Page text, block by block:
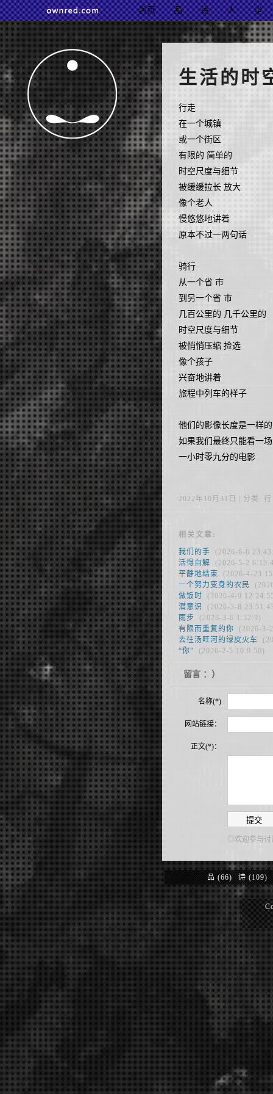
首页 品 诗 人 尘
生活的时
行走
在一个城镇
或一个街区
有限的 简单的
时空尺度与细节
被缓缓拉长 放大
像个老人
慢悠悠地讲着
原本不过一两句话
骑行
从一个省 市
到另一个省 市
几百公里的 几千公里的
时空尺度与细节
被悄悄压缩 捡选
像个孩子
兴奋地讲着
旅程中列车的样子
他们的影像长度是一样的
如果我们最终只能看一场
一小时零九分的电影
2022年10月31日 | 分类:
相关文章:
我们的手 (2026-6-6
活得自解 (2026-5-2
平静地结束 (2026-4-23
一个努力变身的农民
做饭时 (2026-4-9
潜意识
(2026-3-8
雨步 (2026-3-6 1:52:9)
有限而重复的你 (2026-3-
去往汤旺河的绿皮火车
“你” (2026-2-5 10:9:50)
留言 ：）
名称(*)
网站链接：
正文(*)：
◎欢迎参与讨
品 (66) 诗 (109)